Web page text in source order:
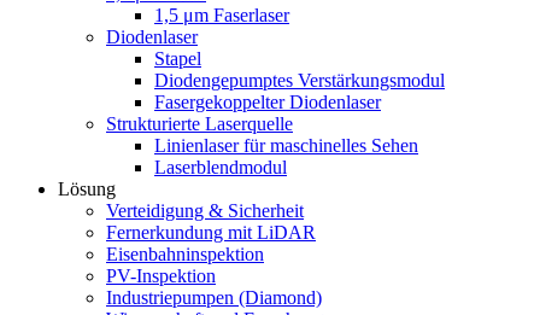
1,5 μm Faserlaser
Diodenlaser
Stapel
Diodengepumptes Verstärkungsmodul
Fasergekoppelter Diodenlaser
Strukturierte Laserquelle
Linienlaser für maschinelles Sehen
Laserblendmodul
Lösung
Verteidigung & Sicherheit
Fernerkundung mit LiDAR
Eisenbahninspektion
PV-Inspektion
Industriepumpen (Diamond)